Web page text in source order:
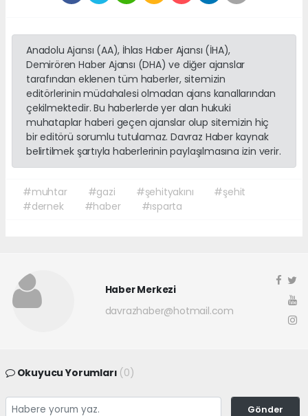
Anadolu Ajansı (AA), İhlas Haber Ajansı (İHA),
Demirören Haber Ajansı (DHA) ve diğer ajanslar
tarafından eklenen tüm haberler, sitemizin
editörlerinin müdahalesi olmadan ajans kanallarından
çekilmektedir. Bu haberlerde yer alan hukuki
muhataplar haberi geçen ajanslar olup sitemizin hiç
bir editörü sorumlu tutulamaz. Davraz Haber kaynak
belirtilmek şartıyla haberlerinin paylaşılmasına izin verir.
#muhtar #gazi #şehityakını
#şehit
#dernek
#haber #ısparta
Haber Merkezi
davrazhaber@hotmail.com
Okuyucu Yorumları (0)
Gönder